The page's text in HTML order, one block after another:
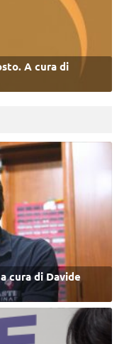
A cura di
cura di Davide